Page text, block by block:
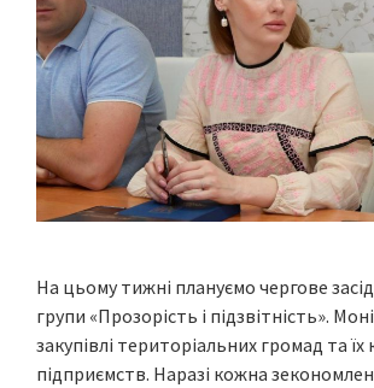
На цьому тижні плануємо чергове
групи «Прозорість і підзвітність».
закупівлі територіальних громад та
підприємств. Наразі кожна